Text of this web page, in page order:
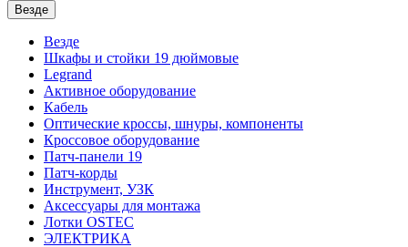
Везде
Везде
Шкафы и стойки 19 дюймовые
Legrand
Активное оборудование
Кабель
Оптические кроссы, шнуры, компоненты
Кроссовое оборудование
Патч-панели 19
Патч-корды
Инструмент, УЗК
Аксессуары для монтажа
Лотки OSTEC
ЭЛЕКТРИКА